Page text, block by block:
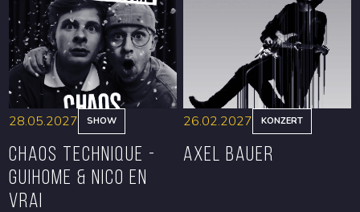
RESERVIEREN RESERVIEREN
28.05.2027 SHOW
CHAOS TECHNIQUE -
GUIHOME & NICO EN
VRAI
26.02.2027 KONZERT
Axel Bauer